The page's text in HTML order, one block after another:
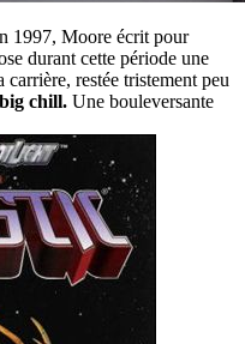
1997, Moore écrit pour
durant cette période une
carrière, restée tristement peu
chill. Une bouleversante